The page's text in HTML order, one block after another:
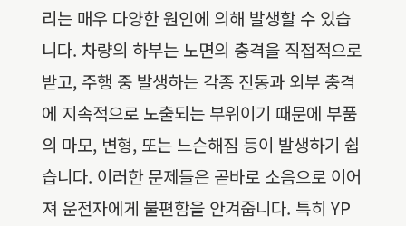
리는 매우 다양한 원인에 의해 발생할 수 있습
니다. 차량의 하부는 노면의 충격을 직접적으로
받고, 주행 중 발생하는 각종 진동과 외부 충격
에 지속적으로 노출되는 부위이기 때문에 부품
의 마모, 변형, 또는 느슨해짐 등이 발생하기 쉽
습니다. 이러한 문제들은 곧바로 소음으로 이어
져 운전자에게 불편함을 안겨줍니다. 특히 YP